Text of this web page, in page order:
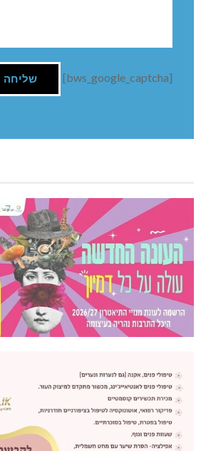
[bws_google_captcha]